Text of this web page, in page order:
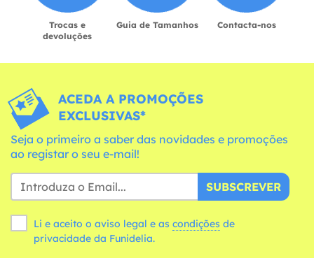
Trocas e
devoluções
Guia de Tamanhos Contacta-nos
ACEDA A PROMOÇÕES
EXCLUSIVAS*
Seja o primeiro a saber das novidades e promoções
ao registar o seu e-mail!
SUBSCREVER
Li e aceito o aviso legal e as condições
privacidade da Funidelia.